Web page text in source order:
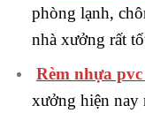
phòng lạnh,
nhà xưởng rất
Rèm nhựa
xưởng hiện nay